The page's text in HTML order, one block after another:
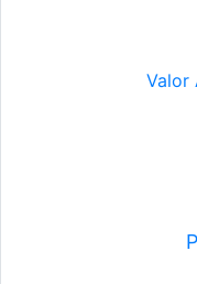
Valor